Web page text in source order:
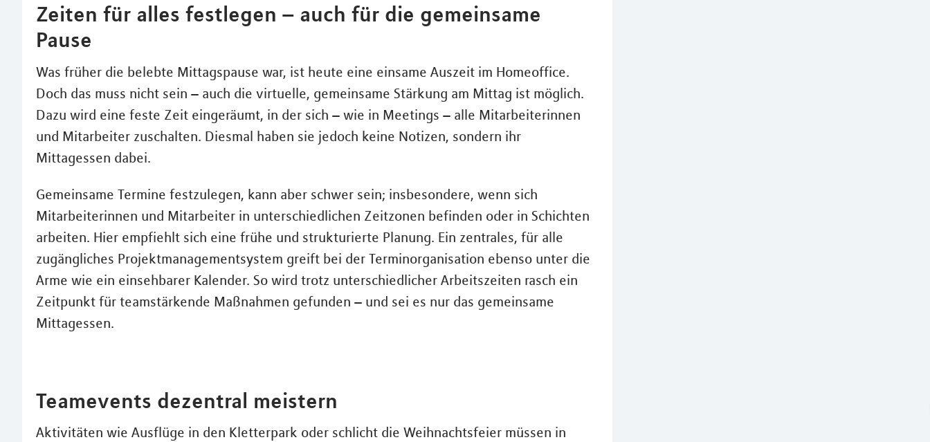
Zeiten für alles festlegen – auch für die gemeinsame
Pause
Was früher die belebte Mittagspause war, ist heute eine einsame Auszeit im Homeoffice.
Doch das muss nicht sein – auch die virtuelle, gemeinsame Stärkung am Mittag ist möglich.
Dazu wird eine feste Zeit eingeräumt, in der sich – wie in Meetings – alle Mitarbeiterinnen
und Mitarbeiter zuschalten. Diesmal haben sie jedoch keine Notizen, sondern ihr
Mittagessen dabei.
Gemeinsame Termine festzulegen, kann aber schwer sein; insbesondere, wenn sich
Mitarbeiterinnen und Mitarbeiter in unterschiedlichen Zeitzonen befinden oder in Schichten
arbeiten. Hier empfiehlt sich eine frühe und strukturierte Planung. Ein zentrales, für alle
zugängliches Projektmanagementsystem greift bei der Terminorganisation ebenso unter die
Arme wie ein einsehbarer Kalender. So wird trotz unterschiedlicher Arbeitszeiten rasch ein
Zeitpunkt für teamstärkende Maßnahmen gefunden – und sei es nur das gemeinsame
Mittagessen.
Teamevents dezentral meistern
Aktivitäten wie Ausflüge in den Kletterpark oder schlicht die Weihnachtsfeier müssen in